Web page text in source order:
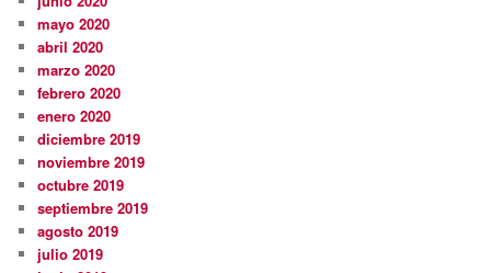
mayo 2020
abril 2020
marzo 2020
febrero 2020
enero 2020
diciembre 2019
noviembre 2019
octubre 2019
septiembre 2019
agosto 2019
julio 2019